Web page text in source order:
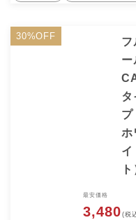
30%OFF
フ
ー
タ
プ
ホ
イ
ト
最安価格
3,480 (税